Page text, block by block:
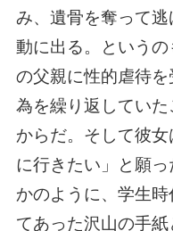
み、遺骨を奪って
動に出る。という
の父親に性的虐待
為を繰り返してい
からだ。そして彼
に行きたい」と願
かのように、学生
てあった沢山の手